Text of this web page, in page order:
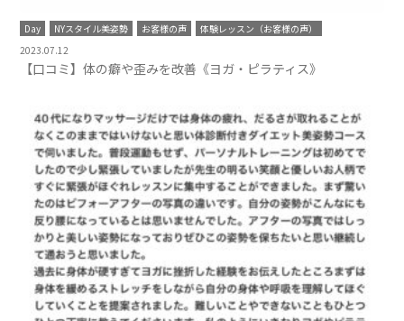
Day NYスタイル美姿勢 お客様の声
体験レッスン（お客様の声）
2023.07.12
【口コミ】体の癖や歪みを改善《ヨガ・ピラティス》